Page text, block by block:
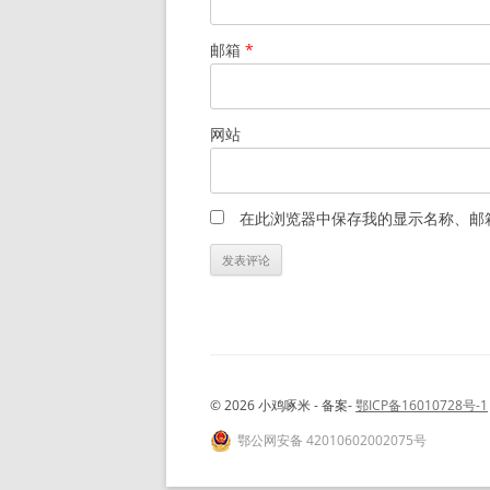
邮箱 *
网站
在此浏览器中保存我的显示名称、
© 2026 小鸡啄米 - 备案-鄂ICP备16010728号-1
鄂公网安备 42010602002075号